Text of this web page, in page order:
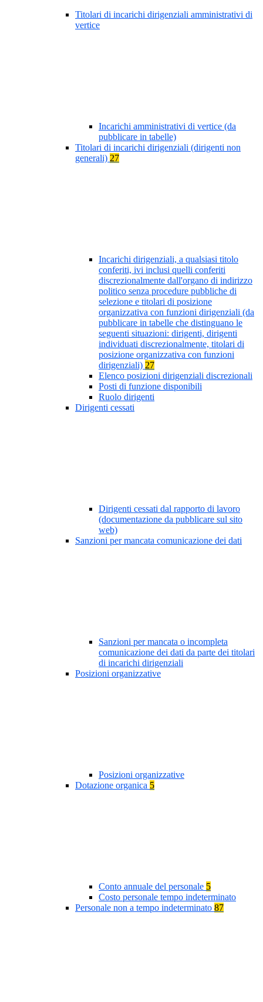
Titolari di incarichi dirigenziali amministrativi di
vertice
Incarichi amministrativi di vertice (da
pubblicare in tabelle)
Titolari di incarichi dirigenziali (dirigenti non
generali) 27
Incarichi dirigenziali, a qualsiasi titolo
conferiti, ivi inclusi quelli conferiti
discrezionalmente dall'organo di indirizzo
politico senza procedure pubbliche di
selezione e titolari di posizione
organizzativa con funzioni dirigenziali (da
pubblicare in tabelle che distinguano le
seguenti situazioni: dirigenti, dirigenti
individuati discrezionalmente, titolari di
posizione organizzativa con funzioni
dirigenziali) 27
Elenco posizioni dirigenziali discrezionali
Posti di funzione disponibili
Ruolo dirigenti
Dirigenti cessati
Dirigenti cessati dal rapporto di lavoro
(documentazione da pubblicare sul sito
web)
Sanzioni per mancata comunicazione dei dati
Sanzioni per mancata o incompleta
comunicazione dei dati da parte dei titolari
di incarichi dirigenziali
Posizioni organizzative
Posizioni organizzative
Dotazione organica 5
Conto annuale del personale 5
Costo personale tempo indeterminato
Personale non a tempo indeterminato 87